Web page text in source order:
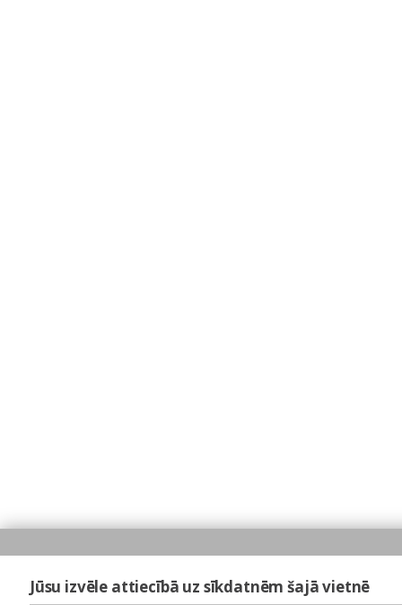
Jūsu izvēle attiecībā uz sīkdatnēm šajā vietnē